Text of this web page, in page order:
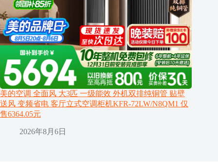
美的空调 全面风 大3匹 一级能效 外机双排纯铜管 贴壁
送风 变频省电 客厅立式空调柜机KFR-72LW/N8QM1 仅
售6364.05元
2026年8月6日